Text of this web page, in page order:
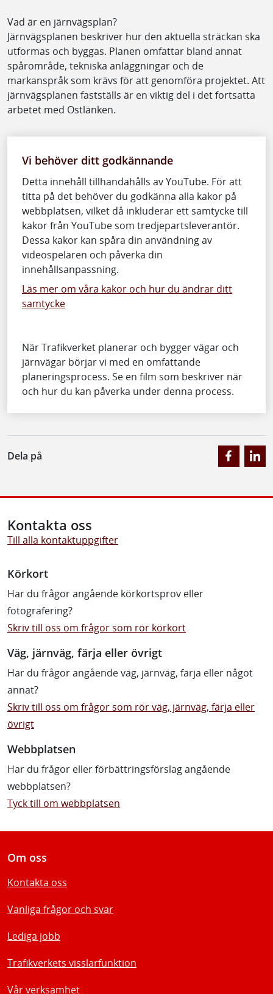
Vad är en järnvägsplan?
Järnvägsplanen beskriver hur den aktuella sträckan ska
utformas och byggas. Planen omfattar bland annat
spårområde, tekniska anläggningar och de
markanspråk som krävs för att genomföra projektet. Att
järnvägsplanen fastställs är en viktig del i det fortsatta
arbetet med Ostlänken.
Vi behöver ditt godkännande
Detta innehåll tillhandahålls av YouTube. För att
titta på det behöver du godkänna alla kakor på
webbplatsen, vilket då inkluderar ett samtycke till
kakor från YouTube som tredjepartsleverantör.
Dessa kakor kan spåra din användning av
videospelaren och påverka din
innehållsanpassning.
Läs mer om våra kakor och hur du ändrar ditt
samtycke
När Trafikverket planerar och bygger vägar och
järnvägar börjar vi med en omfattande
planeringsprocess. Se en film som beskriver när
och hur du kan påverka under denna process.
Dela på
Kontakta oss
Till alla kontaktuppgifter
Körkort
Har du frågor angående körkortsprov eller
fotografering?
Skriv till oss om frågor som rör körkort
Väg, järnväg, färja eller övrigt
Har du frågor angående väg, järnväg, färja eller något
annat?
Skriv till oss om frågor som rör väg, järnväg, färja eller
övrigt
Webbplatsen
Har du frågor eller förbättringsförslag angående
webbplatsen?
Tyck till om webbplatsen
Om oss
Kontakta oss
Vanliga frågor och svar
Lediga jobb
Trafikverkets visslarfunktion
Vår verksamhet